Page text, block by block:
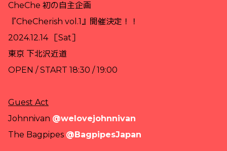
CheChe 初の自主企画
『CheCherish vol.1』開催決定！！
2024.12.14 ［Sat］
東京 下北沢近道
OPEN / START 18:30 / 19:00
Guest Act
Johnnivan @welovejohnnivan
The Bagpipes @BagpipesJapan